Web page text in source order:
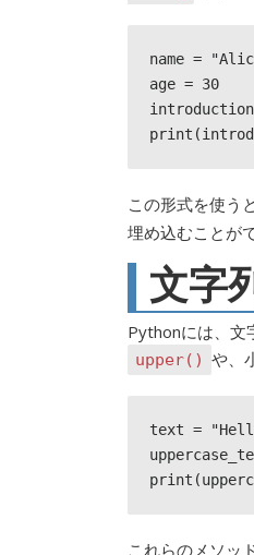
name =
age = 30
この形式を使う
埋め込むことが
文字
Pythonには、文
upper() や、
text =
これらのメソッ